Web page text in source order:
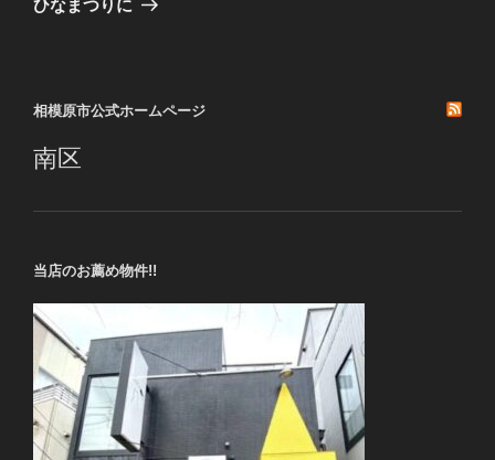
ン
ひなまつりに
相模原市公式ホームページ
南区
当店のお薦め物件!!